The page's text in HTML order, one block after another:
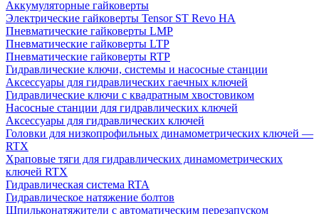
Аккумуляторные гайковерты
Электрические гайковерты Tensor ST Revo HA
Пневматические гайковерты LMP
Пневматические гайковерты LTP
Пневматические гайковерты RTP
Гидравлические ключи, системы и насосные станции
Аксессуары для гидравлических гаечных ключей
Гидравлические ключи с квадратным хвостовиком
Насосные станции для гидравлических ключей
Аксессуары для гидравлических ключей
Головки для низкопрофильных динамометрических ключей —
RTX
Храповые тяги для гидравлических динамометрических
ключей RTX
Гидравлическая система RTA
Гидравлическое натяжение болтов
Шпильконатяжители с автоматическим перезапуском